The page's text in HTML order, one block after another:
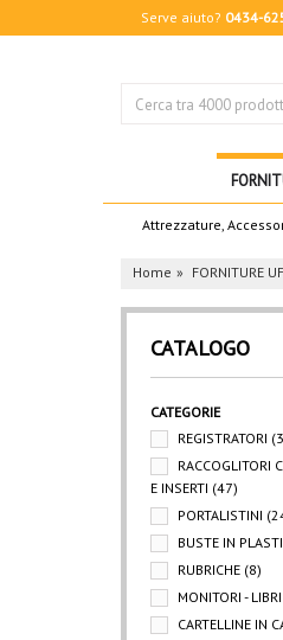
Serve aiuto? 0434-
Attrezzature,
Home FORNITURE
CATALOGO
CATEGORIE
REGISTRATORI
RACCOGLITORI
E INSERTI (47)
PORTALISTINI
BUSTE IN
RUBRICHE (8)
MONITORI -
CARTELLINE IN